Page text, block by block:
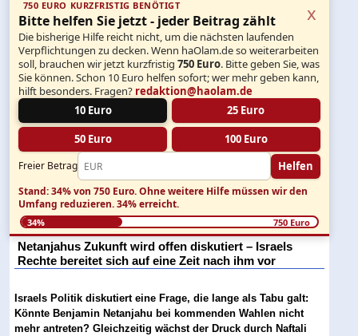
750 EURO KURZFRISTIG BENÖTIGT
Bitte helfen Sie jetzt - jeder Beitrag zählt
Die bisherige Hilfe reicht nicht, um die nächsten laufenden
Verpflichtungen zu decken. Wenn haOlam.de so weiterarbeiten
soll, brauchen wir jetzt kurzfristig750 Euro. Bitte geben Sie, was
Sie können. Schon 10 Euro helfen sofort; wer mehr geben kann,
hilft besonders. Fragen? redaktion@haolam.de
10 Euro
25 Euro
50 Euro 100 Euro
Freier Betrag Helfen
x
Stand: 34% von 750 Euro.Ohne weitere Hilfe müssen wir den
Umfang reduzieren.34% erreicht.
34% 750 Euro
Netanjahus Zukunft wird offen diskutiert – Israels
Rechte bereitet sich auf eine Zeit nach ihm vor
Israels Politik diskutiert eine Frage, die lange als Tabu galt:
Könnte Benjamin Netanjahu bei kommenden Wahlen nicht
mehr antreten? Gleichzeitig wächst der Druck durch Naftali